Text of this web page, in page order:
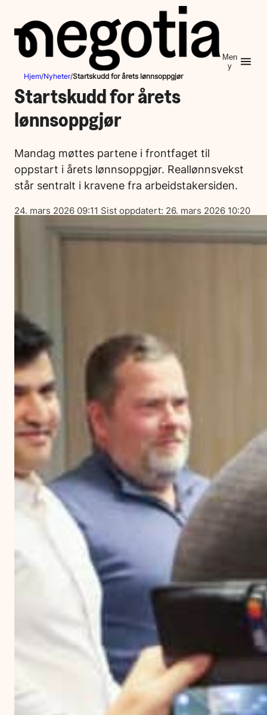
innhold
Men
y
Hjem/Nyheter/Startskudd for årets lønnsoppgjør
Startskudd for årets
lønnsoppgjør
Mandag møttes partene i frontfaget til
oppstart i årets lønnsoppgjør. Reallønnsvekst
står sentralt i kravene fra arbeidstakersiden.
Lagt
ut
24. mars 2026 09:11 Sist oppdatert: 26. mars 2026 10:20